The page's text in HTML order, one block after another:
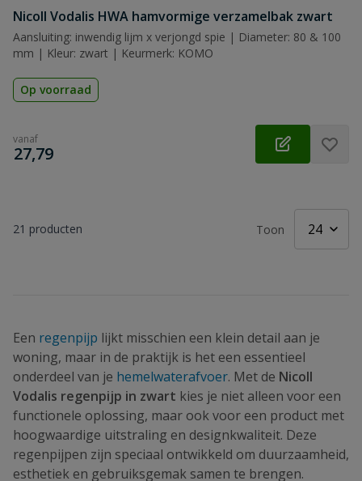
Nicoll Vodalis HWA hamvormige verzamelbak zwart
Aansluiting: inwendig lijm x verjongd spie | Diameter: 80 & 100
mm | Kleur: zwart | Keurmerk: KOMO
Op voorraad
vanaf
€
27,79
21 producten Toon
Een regenpijp lijkt misschien een klein detail aan je
woning, maar in de praktijk is het een essentieel
onderdeel van je hemelwaterafvoer. Met de Nicoll
Vodalis regenpijp in zwart kies je niet alleen voor een
functionele oplossing, maar ook voor een product met
hoogwaardige uitstraling en designkwaliteit. Deze
regenpijpen zijn speciaal ontwikkeld om duurzaamheid,
esthetiek en gebruiksgemak samen te brengen.